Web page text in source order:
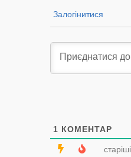
Залогінитися
1 КОМЕНТАР
старіші